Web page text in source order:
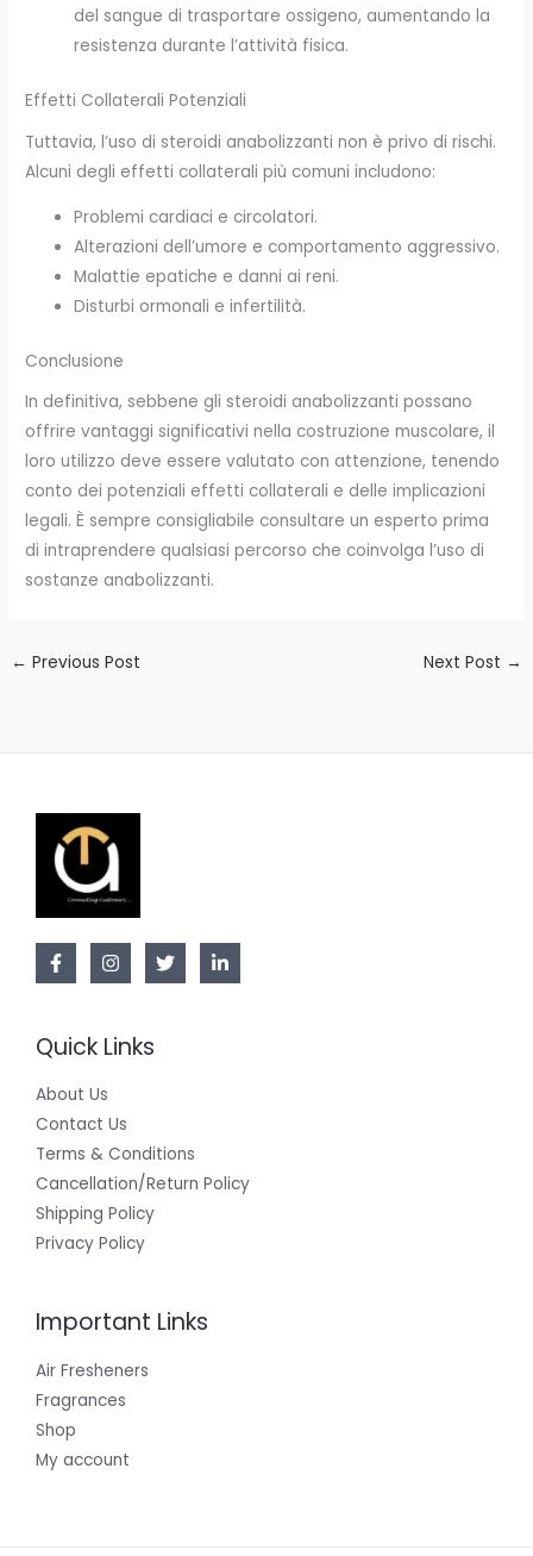
del sangue di trasportare ossigeno, aumentando la
resistenza durante l’attività fisica.
Effetti Collaterali Potenziali
Tuttavia, l’uso di steroidi anabolizzanti non è privo di rischi.
Alcuni degli effetti collaterali più comuni includono:
Problemi cardiaci e circolatori.
Alterazioni dell’umore e comportamento aggressivo.
Malattie epatiche e danni ai reni.
Disturbi ormonali e infertilità.
Conclusione
In definitiva, sebbene gli steroidi anabolizzanti possano
offrire vantaggi significativi nella costruzione muscolare, il
loro utilizzo deve essere valutato con attenzione, tenendo
conto dei potenziali effetti collaterali e delle implicazioni
legali. È sempre consigliabile consultare un esperto prima
di intraprendere qualsiasi percorso che coinvolga l’uso di
sostanze anabolizzanti.
← Previous Post Next Post →
Quick Links
About Us
Contact Us
Terms & Conditions
Cancellation/Return Policy
Shipping Policy
Privacy Policy
Important Links
Air Fresheners
Fragrances
Shop
My account